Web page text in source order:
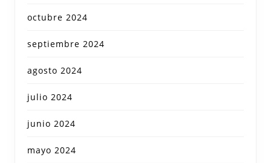
octubre 2024
septiembre 2024
agosto 2024
julio 2024
junio 2024
mayo 2024